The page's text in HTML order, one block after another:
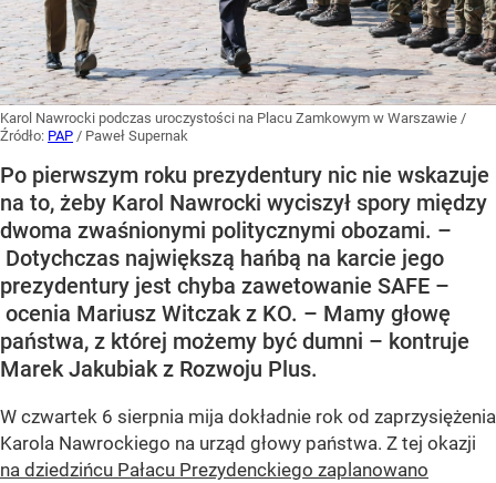
Karol Nawrocki podczas uroczystości na Placu Zamkowym w Warszawie /
Źródło: PAP / Paweł Supernak
Po pierwszym roku prezydentury nic nie wskazuje
na to, żeby Karol Nawrocki wyciszył spory między
dwoma zwaśnionymi politycznymi obozami. –
Dotychczas największą hańbą na karcie jego
prezydentury jest chyba zawetowanie SAFE –
ocenia Mariusz Witczak z KO. – Mamy głowę
państwa, z której możemy być dumni – kontruje
Marek Jakubiak z Rozwoju Plus.
W czwartek 6 sierpnia mija dokładnie rok od zaprzysiężenia
Karola Nawrockiego na urząd głowy państwa. Z tej okazji
na dziedzińcu Pałacu Prezydenckiego zaplanowano